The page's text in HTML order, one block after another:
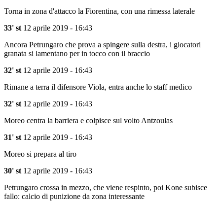
Torna in zona d'attacco la Fiorentina, con una rimessa laterale
33' st 12 aprile 2019 - 16:43
Ancora Petrungaro che prova a spingere sulla destra, i giocatori
granata si lamentano per in tocco con il braccio
32' st 12 aprile 2019 - 16:43
Rimane a terra il difensore Viola, entra anche lo staff medico
32' st 12 aprile 2019 - 16:43
Moreo centra la barriera e colpisce sul volto Antzoulas
31' st 12 aprile 2019 - 16:43
Moreo si prepara al tiro
30' st 12 aprile 2019 - 16:43
Petrungaro crossa in mezzo, che viene respinto, poi Kone subisce
fallo: calcio di punizione da zona interessante